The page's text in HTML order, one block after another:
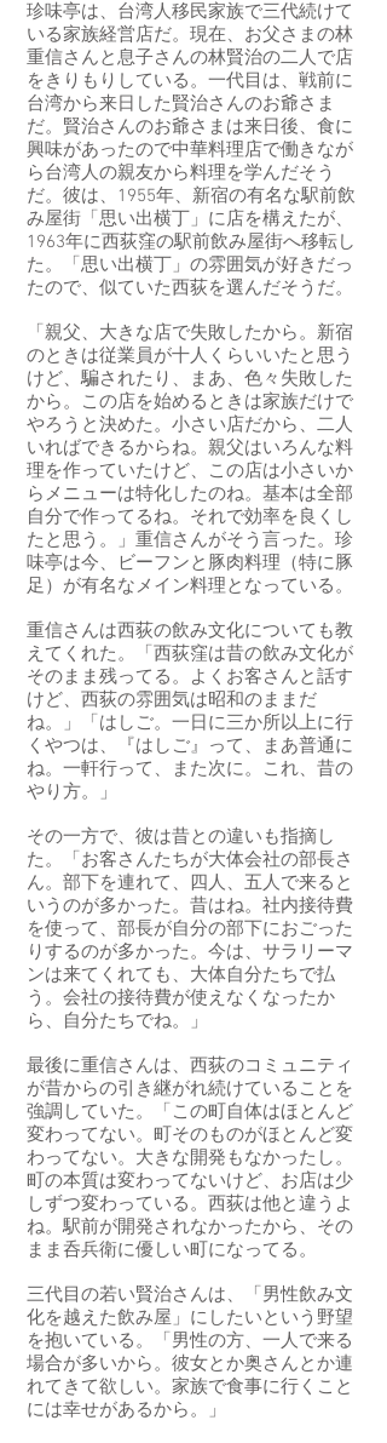
珍味亭は、台湾人移民家族で三代続けて
いる家族経営店だ。現在、お父さまの林
重信さんと息子さんの林賢治の二人で店
をきりもりしている。一代目は、戦前に
台湾から来日した賢治さんのお爺さま
だ。賢治さんのお爺さまは来日後、食に
興味があったので中華料理店で働きなが
ら台湾人の親友から料理を学んだそう
だ。彼は、1955年、新宿の有名な駅前飲
み屋街「思い出横丁」に店を構えたが、
1963年に西荻窪の駅前飲み屋街へ移転し
た。「思い出横丁」の雰囲気が好きだっ
たので、似ていた西荻を選んだそうだ。
「親父、大きな店で失敗したから。新宿
のときは従業員が十人くらいいたと思う
けど、騙されたり、まあ、色々失敗した
から。この店を始めるときは家族だけで
やろうと決めた。小さい店だから、二人
いればできるからね。親父はいろんな料
理を作っていたけど、この店は小さいか
らメニューは特化したのね。基本は全部
自分で作ってるね。それで効率を良くし
たと思う。」重信さんがそう言った。珍
味亭は今、ビーフンと豚肉料理（特に豚
足）が有名なメイン料理となっている。
重信さんは西荻の飲み文化についても教
えてくれた。「西荻窪は昔の飲み文化が
そのまま残ってる。よくお客さんと話す
けど、西荻の雰囲気は昭和のままだ
ね。」「はしご。一日に三か所以上に行
くやつは、『はしご』って、まあ普通に
ね。一軒行って、また次に。これ、昔の
やり方。」
その一方で、彼は昔との違いも指摘し
た。「お客さんたちが大体会社の部長さ
ん。部下を連れて、四人、五人で来ると
いうのが多かった。昔はね。社内接待費
を使って、部長が自分の部下におごった
りするのが多かった。今は、サラリーマ
ンは来てくれても、大体自分たちで払
う。会社の接待費が使えなくなったか
ら、自分たちでね。」
最後に重信さんは、西荻のコミュニティ
が昔からの引き継がれ続けていることを
強調していた。「この町自体はほとんど
変わってない。町そのものがほとんど変
わってない。大きな開発もなかったし。
町の本質は変わってないけど、お店は少
しずつ変わっている。西荻は他と違うよ
ね。駅前が開発されなかったから、その
まま呑兵衛に優しい町になってる。
三代目の若い賢治さんは、「男性飲み文
化を越えた飲み屋」にしたいという野望
を抱いている。「男性の方、一人で来る
場合が多いから。彼女とか奥さんとか連
れてきて欲しい。家族で食事に行くこと
には幸せがあるから。」